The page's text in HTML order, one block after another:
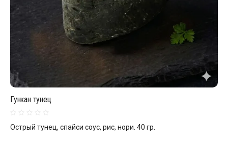
Гункан тунец
Острый тунец, спайси соус, рис, нори. 40 гр.